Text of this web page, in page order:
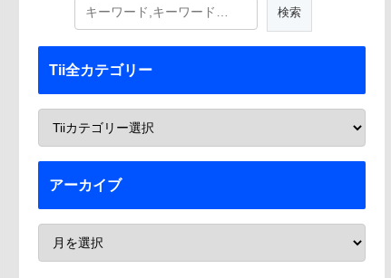
Tii全カテゴリー
アーカイブ